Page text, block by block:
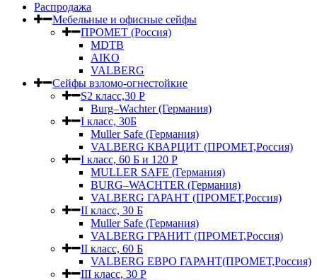
Распродажа
Мебельные и офисные сейфы
ПРОМЕТ (Россия)
MDTB
AIKO
VALBERG
Сейфы взломо-огнестойкие
S2 класс,30 Р
Burg–Wachter (Германия)
I класс, 30Б
Muller Safe (Германия)
VALBERG КВАРЦИТ (ПРОМЕТ,Россия)
I класс, 60 Б и 120 Р
MULLER SAFE (Германия)
BURG–WACHTER (Германия)
VALBERG ГАРАНТ (ПРОМЕТ,Россия)
II класс, 30 Б
Muller Safe (Германия)
VALBERG ГРАНИТ (ПРОМЕТ,Россия)
II класс, 60 Б
VALBERG ЕВРО ГАРАНТ(ПРОМЕТ,Россия)
III класс, 30 Р